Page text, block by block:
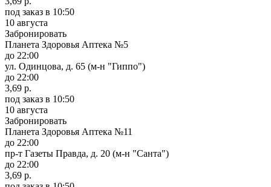
под заказ в 10:50
10 августа
Забронировать
Планета Здоровья Аптека №5
до 22:00
ул. Одинцова, д. 65 (м-н "Гиппо")
до 22:00
3,69 р.
под заказ в 10:50
10 августа
Забронировать
Планета Здоровья Аптека №11
до 22:00
пр-т Газеты Правда, д. 20 (м-н "Санта")
до 22:00
3,69 р.